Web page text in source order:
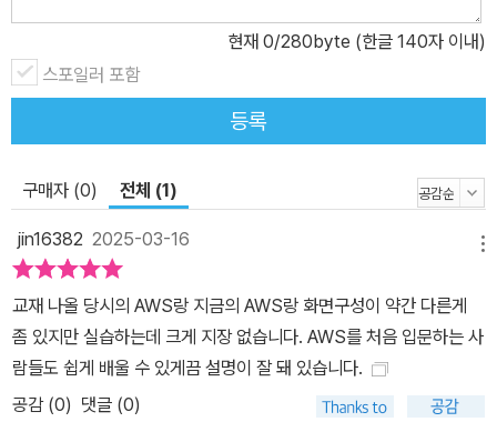
현재 0/280byte (한글 140자 이내)
스포일러 포함
등록
구매자 (0) 전체 (1)
jin16382 2025-03-16
교재 나올 당시의 AWS랑 지금의 AWS랑 화면구성이 약간 다른게
좀 있지만 실습하는데 크게 지장 없습니다. AWS를 처음 입문하는 사
람들도 쉽게 배울 수 있게끔 설명이 잘 돼 있습니다.
공감 (0) 댓글 (0)